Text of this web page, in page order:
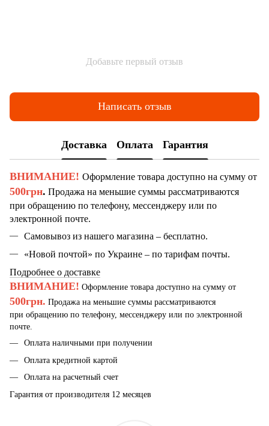
Добавьте первый отзыв
Написать отзыв
Доставка Оплата Гарантия
ВНИМАНИЕ! Оформление товара доступно на сумму от
500грн. Продажа на меньшие суммы рассматриваются
при обращению по телефону, мессенджеру или по
электронной почте.
Самовывоз из нашего магазина – бесплатно.
«Новой почтой» по Украине – по тарифам почты.
Подробнее о доставке
ВНИМАНИЕ! Оформление товара доступно на сумму от
500грн. Продажа на меньшие суммы рассматриваются
при обращению по телефону, мессенджеру или по электронной
почте.
Оплата наличными при получении
Оплата кредитной картой
Оплата на расчетный счет
Гарантия от производителя 12 месяцев